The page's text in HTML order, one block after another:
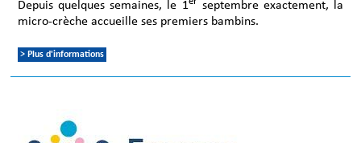
Depuis quelques semaines, le 1
septembre exactement, la
micro-crèche accueille ses premiers bambins.
> Plus d'informations